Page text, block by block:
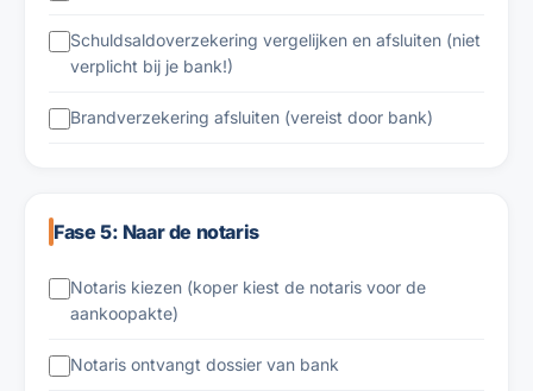
Schuldsaldoverzekering vergelijken en afsluiten (niet
verplicht bij je bank!)
Brandverzekering afsluiten (vereist door bank)
Fase 5: Naar de notaris
Notaris kiezen (koper kiest de notaris voor de
aankoopakte)
Notaris ontvangt dossier van bank